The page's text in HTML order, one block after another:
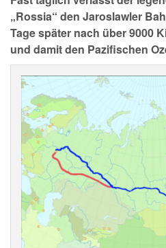
„Rossia“ den Jaroslawler
Tage später nach über 9000
und damit den Pazifischen